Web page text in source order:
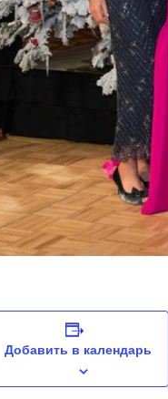
Добавить в календарь